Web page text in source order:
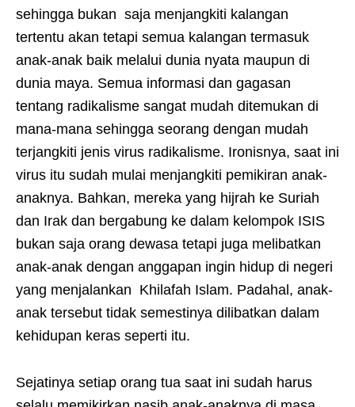
sehingga bukan saja menjangkiti kalangan
tertentu akan tetapi semua kalangan termasuk
anak-anak baik melalui dunia nyata maupun di
dunia maya. Semua informasi dan gagasan
tentang radikalisme sangat mudah ditemukan di
mana-mana sehingga seorang dengan mudah
terjangkiti jenis virus radikalisme. Ironisnya, saat ini
virus itu sudah mulai menjangkiti pemikiran anak-
anaknya. Bahkan, mereka yang hijrah ke Suriah
dan Irak dan bergabung ke dalam kelompok ISIS
bukan saja orang dewasa tetapi juga melibatkan
anak-anak dengan anggapan ingin hidup di negeri
yang menjalankan Khilafah Islam. Padahal, anak-
anak tersebut tidak semestinya dilibatkan dalam
kehidupan keras seperti itu.
Sejatinya setiap orang tua saat ini sudah harus